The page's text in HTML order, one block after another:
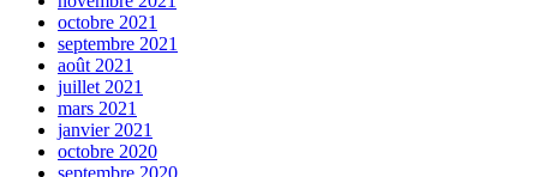
octobre 2021
septembre 2021
août 2021
juillet 2021
mars 2021
janvier 2021
octobre 2020
septembre 2020